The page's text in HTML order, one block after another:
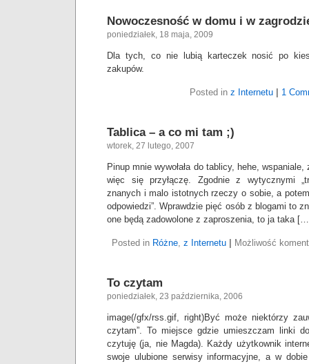
Nowoczesność w domu i w
poniedziałek, 18 maja, 2009
Dla tych, co nie lubią karteczek nosić po
zakupów.
Posted in z Internetu 1
Tablica – a co mi tam ;)
wtorek, 27 lutego, 2007
Pinup mnie wywołała do tablicy, hehe,
więc się przyłączę. Zgodnie z wytycznymi
znanych i malo istotnych rzeczy o sobie, a
odpowiedzi”. Wprawdzie pięć osób z blogami to
one będą zadowolone z zaproszenia, to ja taka
Posted in Różne, z Internetu Możliwość
To czytam
poniedziałek, 23 października, 2006
image(/gfx/rss.gif, right)Być może niektórzy
czytam”. To miejsce gdzie umieszczam linki
czytuję (ja, nie Magda). Każdy użytkownik
swoje ulubione serwisy informacyjne, a w